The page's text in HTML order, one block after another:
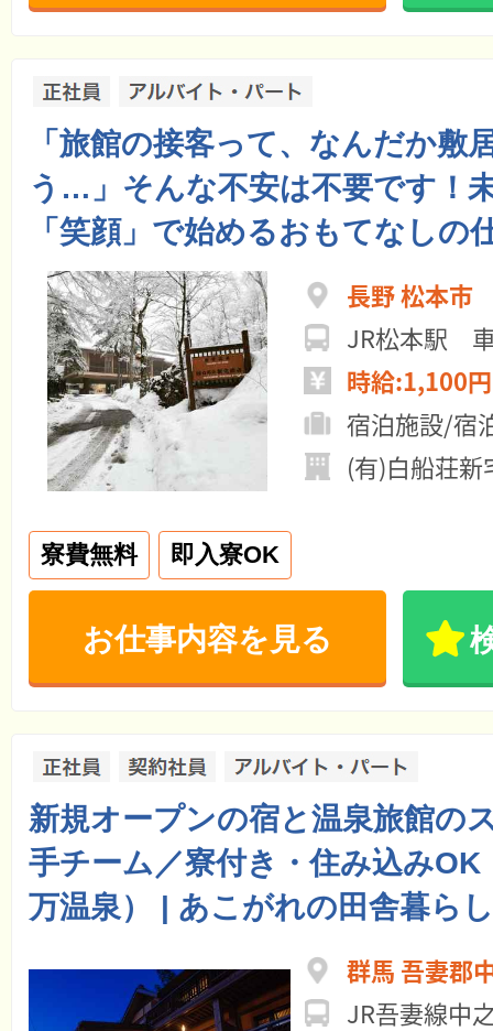
「旅館の接客って、なんだか敷
う…」そんな不安は不要です！
「笑顔」で始めるおもてなしの
長野 松本市
JR松本駅
時給:1,100
宿泊施設/宿
(有)白船荘新
寮費無料 即入寮OK
お仕事内容を見る
新規オープンの宿と温泉旅館の
手チーム／寮付き・住み込みOK
万温泉） | あこがれの田舎暮らし
群馬 吾妻郡
JR吾妻線中